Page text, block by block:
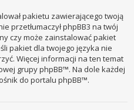
pakietu zawierającego twoją
przetłumaczył phpBB3 na twój
czy może zainstalować pakiet
pakiet dla twojego języka nie
Więcej informacji na ten temat
grupy phpBB™. Na dole każdej
do portalu phpBB™.